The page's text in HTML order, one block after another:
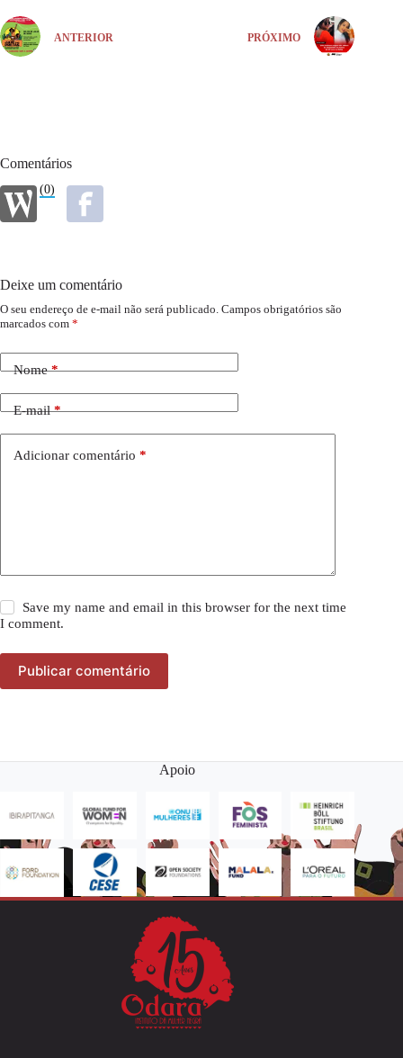
ANTERIOR PRÓXIMO
Comentários
(0)
Deixe um comentário
O seu endereço de e-mail não será publicado. Campos obrigatórios são
marcados com *
Nome*
E-mail*
Adicionar comentário *
Save my name and email in this browser for the next time
I comment.
Publicar comentário
Apoio